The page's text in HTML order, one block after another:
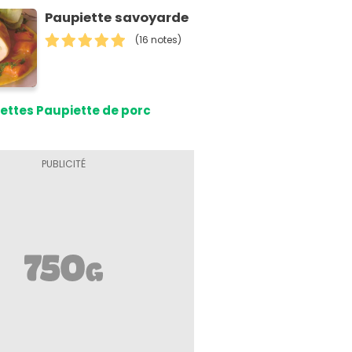
Paupiette savoyarde
(16 notes)
Paupiette de porc